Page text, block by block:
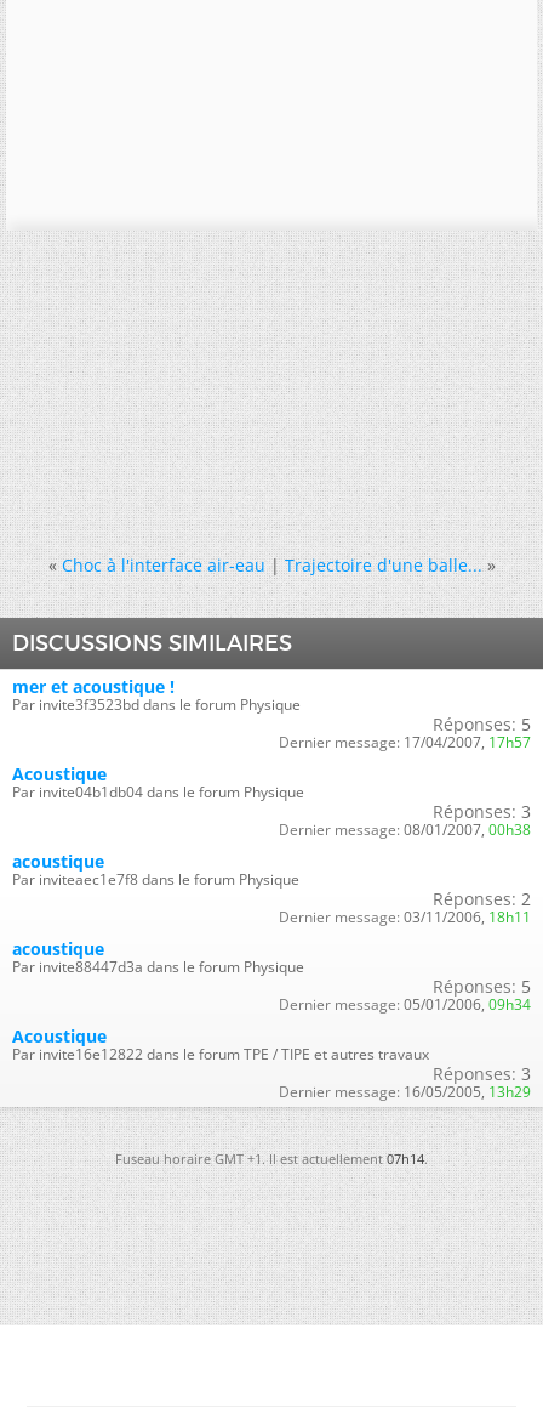
« Choc à l'interface air-eau|Trajectoire d'une balle... »
DISCUSSIONS SIMILAIRES
mer et acoustique !
Par invite3f3523bd dans le forum Physique
Réponses: 5
Dernier message: 17/04/2007, 17h57
Acoustique
Par invite04b1db04 dans le forum Physique
Réponses: 3
Dernier message: 08/01/2007, 00h38
acoustique
Par inviteaec1e7f8 dans le forum Physique
Réponses: 2
Dernier message: 03/11/2006, 18h11
acoustique
Par invite88447d3a dans le forum Physique
Réponses: 5
Dernier message: 05/01/2006, 09h34
Acoustique
Par invite16e12822 dans le forum TPE / TIPE et autres travaux
Réponses: 3
Dernier message: 16/05/2005, 13h29
Fuseau horaire GMT +1. Il est actuellement07h14.